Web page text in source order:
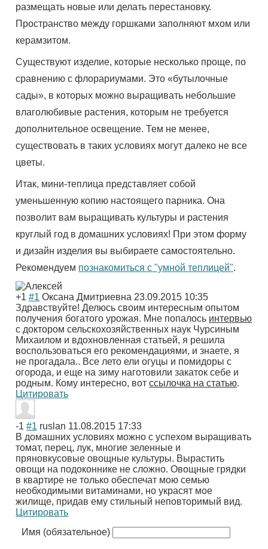
размещать новые или делать перестановку.
Пространство между горшками заполняют мхом или
керамзитом.
Существуют изделие, которые несколько проще, по
сравнению с флорариумами. Это «бутылочные
сады», в которых можно выращивать небольшие
влаголюбивые растения, которым не требуется
дополнительное освещение. Тем не менее,
существовать в таких условиях могут далеко не все
цветы.
Итак, мини-теплица представляет собой
уменьшенную копию настоящего парника. Она
позволит вам выращивать культуры и растения
круглый год в домашних условиях! При этом форму
и дизайн изделия вы выбираете самостоятельно.
Рекомендуем познакомиться с "умной теплицей".
+1 #1 Оксана Дмитриевна 23.09.2015 10:35
Здравствуйте! Делюсь своим интересным опытом
получения богатого урожая. Мне попалось интервью
с доктором сельскохозяйственных наук Чурсиным
Михаилом и вдохновленная статьей, я решила
воспользоваться его рекомендациями, и знаете, я
не прогадала.. Все лето ели огуцы и помидоры с
огорода, и еще на зиму наготовили закаток себе и
родным. Кому интересно, вотссылочка на статью.
Цитировать
-1 #1 ruslan 11.08.2015 17:33
В домашних условиях можно с успехом выращивать
томат, перец, лук, многие зеленные и
пряновкусовые овощные культуры. Вырастить
овощи на подоконнике не сложно. Овощные грядки
в квартире не только обеспечат мою семью
необходимыми витаминами, но украсят мое
жилище, придав ему стильный неповторимый вид.
Цитировать
Имя (обязательное)